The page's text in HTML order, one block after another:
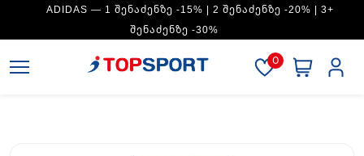
ADIDAS — 1 ᲨᲔᲜᲐᲫᲔᲜᲖᲔ -15% | 2 ᲨᲔᲜᲐᲫᲔᲜᲖᲔ -20% | 3+
ᲨᲔᲜᲐᲫᲔᲜᲖᲔ -30%
0